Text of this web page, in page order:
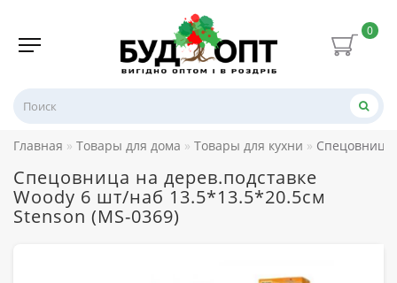
0
Главная Товары для дома Товары для кухни Спецовница
Спецовница на дерев.подставке
Woody 6 шт/наб 13.5*13.5*20.5см
Stenson (MS-0369)